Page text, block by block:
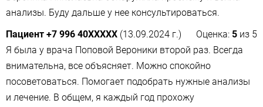
анализы. Буду дальше у нее консультироваться.
Пациент +7 996 40XXXXX (13.09.2024 г.) Оценка: 5 из 5
Я была у врача Поповой Вероники второй раз. Всегда
внимательна, все объясняет. Можно спокойно
посоветоваться. Помогает подобрать нужные анализы​
и лечение. В общем, я каждый год прохожу